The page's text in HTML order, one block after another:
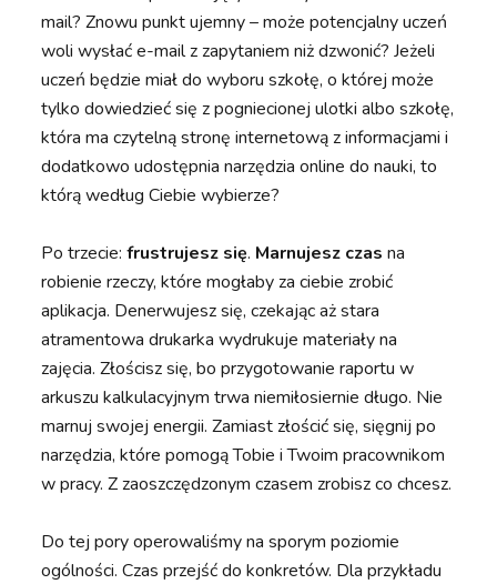
mail? Znowu punkt ujemny – może potencjalny uczeń
woli wysłać e-mail z zapytaniem niż dzwonić? Jeżeli
uczeń będzie miał do wyboru szkołę, o której może
tylko dowiedzieć się z pogniecionej ulotki albo szkołę,
która ma czytelną stronę internetową z informacjami i
dodatkowo udostępnia narzędzia online do nauki, to
którą według Ciebie wybierze?
Po trzecie:frustrujesz się. Marnujesz czas na
robienie rzeczy, które mogłaby za ciebie zrobić
aplikacja. Denerwujesz się, czekając aż stara
atramentowa drukarka wydrukuje materiały na
zajęcia. Złościsz się, bo przygotowanie raportu w
arkuszu kalkulacyjnym trwa niemiłosiernie długo. Nie
marnuj swojej energii. Zamiast złościć się, sięgnij po
narzędzia, które pomogą Tobie i Twoim pracownikom
w pracy. Z zaoszczędzonym czasem zrobisz co chcesz.
Do tej pory operowaliśmy na sporym poziomie
ogólności. Czas przejść do konkretów. Dla przykładu